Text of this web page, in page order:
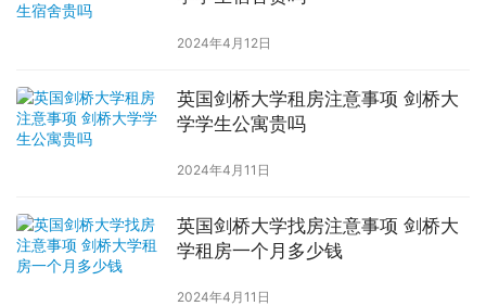
2024年4月12日
英国剑桥大学租房注意事项 剑桥大
学学生公寓贵吗
2024年4月11日
英国剑桥大学找房注意事项 剑桥大
学租房一个月多少钱
2024年4月11日